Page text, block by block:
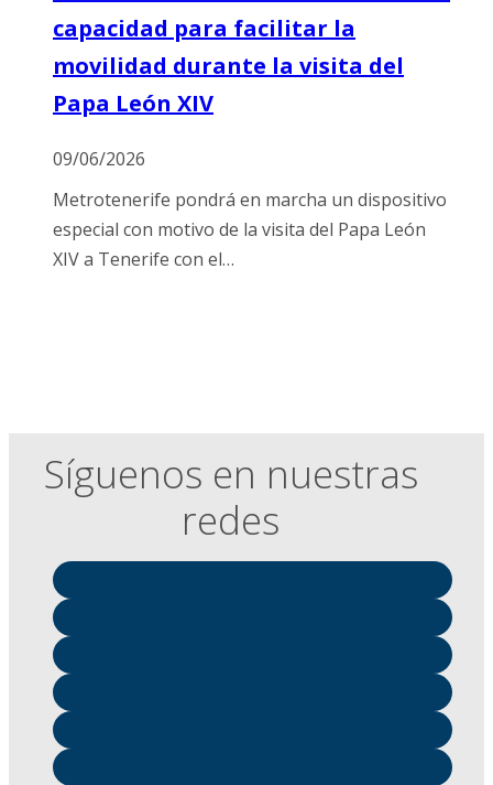
capacidad para facilitar la
movilidad durante la visita del
Papa León XIV
09/06/2026
Metrotenerife pondrá en marcha un dispositivo
especial con motivo de la visita del Papa León
XIV a Tenerife con el…
Síguenos en nuestras
redes